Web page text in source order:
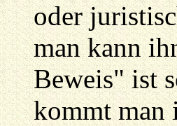
oder
man kann
Beweis" ist
kommt man